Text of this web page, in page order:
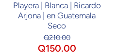
Playera | Blanca | Ricardo
Arjona | en Guatemala
Seco
Q210.00
Q150.00